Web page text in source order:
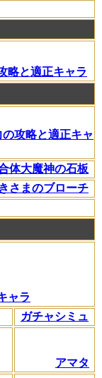
略と適正キャラ
の攻略と適正キャ
体大魔神の石板
さまのブローチ
ャラ
ガチャシミュ
アマタ